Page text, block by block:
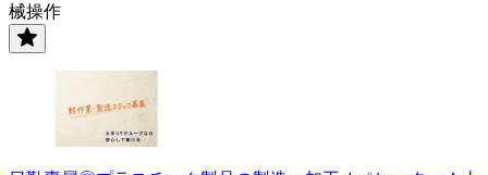
械操作